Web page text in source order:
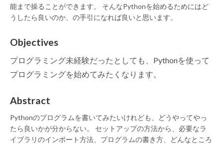
能まで操ることができます。 そんなPythonを始めるためにはど
うしたら良いのか、の手引になれば良いと思います。
Objectives
プログラミング未経験だったとしても、Pythonを使って
プログラミングを始めてみたくなります。
Abstract
Pythonのプログラムを書いてみたいけれども、どうやってやっ
たら良いかが分からない。 セットアップの方法から、必要なラ
イブラリのインポート方法、プログラムの書き方、どんなところ